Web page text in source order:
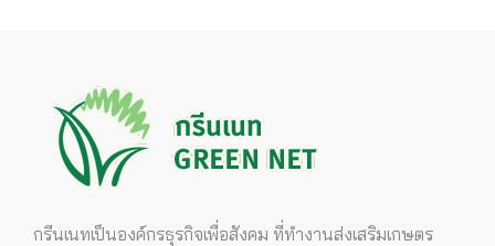
กรีนเนทเป็นองค์กรธุรกิจเพื่อสังคม ที่ทำงานส่งเสริมเกษตร